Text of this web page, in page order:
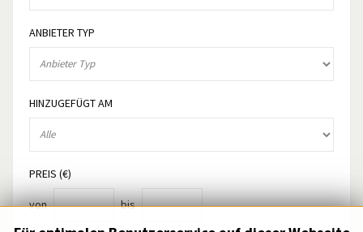
ANBIETER TYP
HINZUGEFÜGT AM
PREIS (€)
von bis